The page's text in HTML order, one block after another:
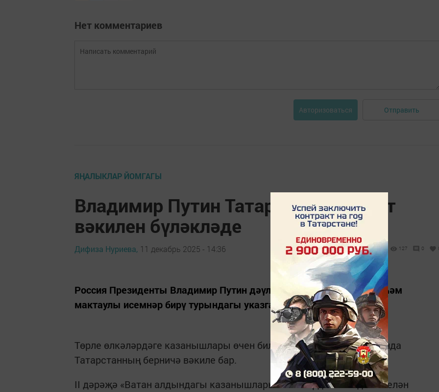
Нет комментариев
Авторизоваться Отправить
ЯҢАЛЫКЛАР ЙОМГАГЫ
Владимир Путин Татарстанның дүрт
вәкилен бүләкләде
Дифиза Нуриева, 11 декабрь 2025 - 14:36 127 0
Россия Президенты Владимир Путин дәүләт бүләкләрен тапшыру һәм
мактаулы исемнәр бирү турындагы указга кул куйды.
Төрле өлкәләрдәге казанышлары өчен билгеләп үтелгәннәр арасында
Татарстанның берничә вәкиле бар.
II дәрәҗә «Ватан алдындагы казанышлары өчен» ордены медале белән